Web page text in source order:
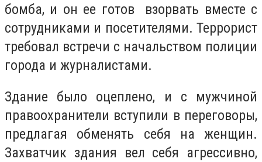
бомба, и он ее готов взорвать вместе с
сотрудниками и посетителями. Террорист
требовал встречи с начальством полиции
города и журналистами.
Здание было оцеплено, и с мужчиной
правоохранители вступили в переговоры,
предлагая обменять себя на женщин.
Захватчик здания вел себя агрессивно,